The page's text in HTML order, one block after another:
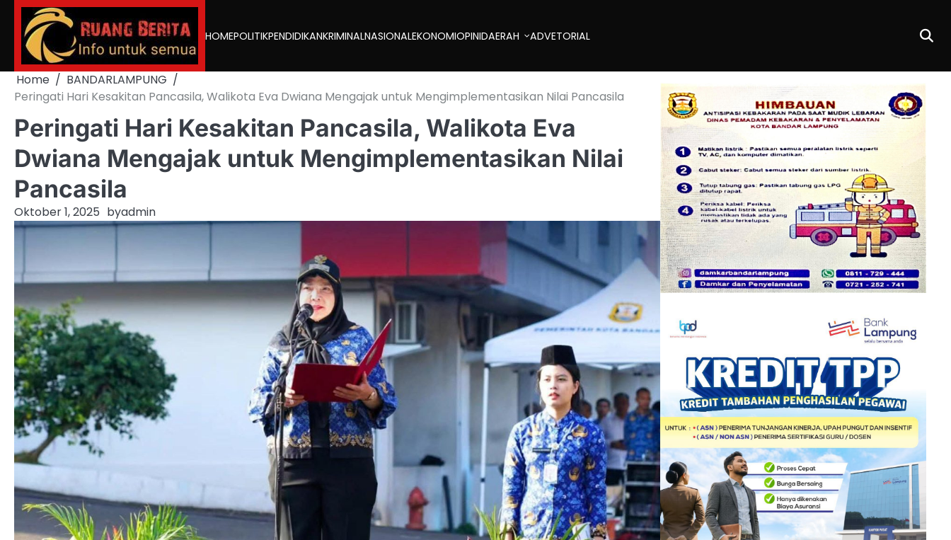
Skip
content
HOMEPOLITIKPENDIDIKANKRIMINALNASIONALEKONOMIOPINIDAERAH ADVETORIAL
Home
BANDARLAMPUNG
Peringati Hari Kesakitan Pancasila, Walikota Eva Dwiana Mengajak untuk Mengimplementasikan Nilai Pancasila
Peringati Hari Kesakitan Pancasila, Walikota Eva
Dwiana Mengajak untuk Mengimplementasikan Nilai
Pancasila
Oktober 1, 2025 byadmin